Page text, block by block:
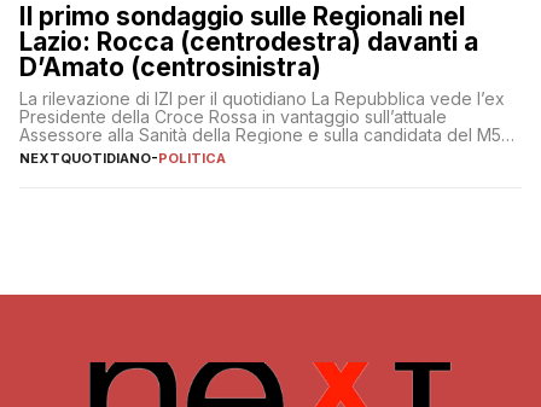
Il primo sondaggio sulle Regionali nel
Lazio: Rocca (centrodestra) davanti a
D’Amato (centrosinistra)
La rilevazione di IZI per il quotidiano La Repubblica vede l’ex
Presidente della Croce Rossa in vantaggio sull’attuale
Assessore alla Sanità della Regione e sulla candidata del M5S
Donatella Bianchi
NEXTQUOTIDIANO-POLITICA